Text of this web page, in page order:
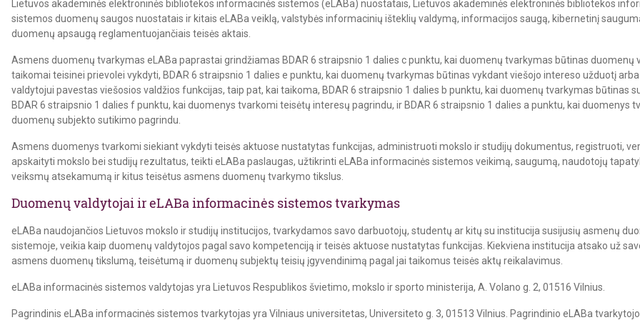
Lietuvos akademinės elektroninės bibliotekos informacinės sistemos (eLABa) nuostatais, Lietuvos akademinės elektroninės bibliotekos
sistemos duomenų saugos nuostatais ir kitais eLABa veiklą, valstybės informacinių išteklių valdymą, informacijos saugą, kibernetinį
duomenų apsaugą reglamentuojančiais teisės aktais.
Asmens duomenų tvarkymas eLABa paprastai grindžiamas BDAR 6 straipsnio 1 dalies c punktu, kai duomenų tvarkymas būtinas duomenų
taikomai teisinei prievolei vykdyti, BDAR 6 straipsnio 1 dalies e punktu, kai duomenų tvarkymas būtinas vykdant viešojo intereso užduotį
valdytojui pavestas viešosios valdžios funkcijas, taip pat, kai taikoma, BDAR 6 straipsnio 1 dalies b punktu, kai duomenų tvarkymas būtinas
BDAR 6 straipsnio 1 dalies f punktu, kai duomenys tvarkomi teisėtų interesų pagrindu, ir BDAR 6 straipsnio 1 dalies a punktu, kai duomenys
duomenų subjekto sutikimo pagrindu.
Asmens duomenys tvarkomi siekiant vykdyti teisės aktuose nustatytas funkcijas, administruoti mokslo ir studijų dokumentus, registruoti,
apskaityti mokslo bei studijų rezultatus, teikti eLABa paslaugas, užtikrinti eLABa informacinės sistemos veikimą, saugumą, naudotojų
veiksmų atsekamumą ir kitus teisėtus asmens duomenų tvarkymo tikslus.
Duomenų valdytojai ir eLABa informacinės sistemos tvarkymas
eLABa naudojančios Lietuvos mokslo ir studijų institucijos, tvarkydamos savo darbuotojų, studentų ar kitų su institucija susijusių asmenų
sistemoje, veikia kaip duomenų valdytojos pagal savo kompetenciją ir teisės aktuose nustatytas funkcijas. Kiekviena institucija atsako už
asmens duomenų tikslumą, teisėtumą ir duomenų subjektų teisių įgyvendinimą pagal jai taikomus teisės aktų reikalavimus.
eLABa informacinės sistemos valdytojas yra Lietuvos Respublikos švietimo, mokslo ir sporto ministerija, A. Volano g. 2, 01516 Vilnius.
Pagrindinis eLABa informacinės sistemos tvarkytojas yra Vilniaus universitetas, Universiteto g. 3, 01513 Vilnius. Pagrindinio eLABa